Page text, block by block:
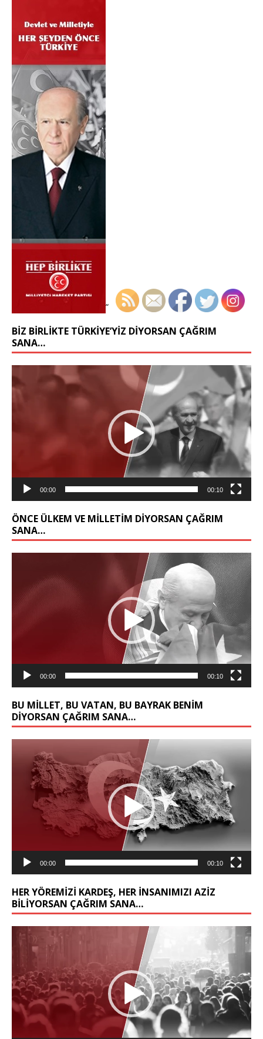
“
BIZ BIRLIKTE TÜRKIYE’YIZ DIYORSAN ÇAĞRIM
SANA…
oynatıcı
00:00 00:10
ÖNCE ÜLKEM VE MILLETIM DIYORSAN ÇAĞRIM
SANA…
00:00 00:10
BU MİLLET, BU VATAN, BU BAYRAK BENİM
DİYORSAN ÇAĞRIM SANA…
oynatıcı
00:00 00:10
HER YÖREMİZİ KARDEŞ, HER İNSANIMIZI AZİZ
BİLİYORSAN ÇAĞRIM SANA…
Video
oynatıcı